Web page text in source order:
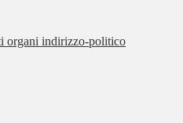
organi indirizzo-politico